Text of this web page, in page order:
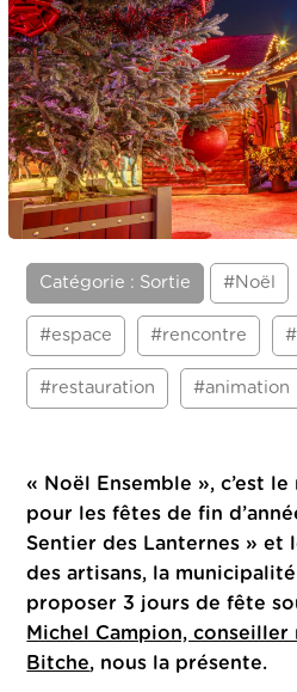
Catégorie : Sortie #Noël
#espace #rencontre
#restauration #animation
« Noël Ensemble », c’est
pour les fêtes de fin
Sentier des Lanternes » et
des artisans, la
proposer 3 jours de fête
Michel Campion,
Bitche, nous la présente.